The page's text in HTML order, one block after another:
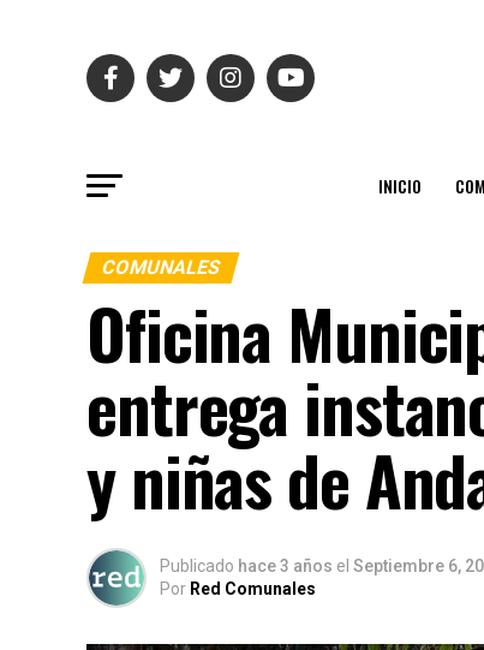
INICIO
COMUNALES
Oficina
entrega
y niñas de
Publicado hace 3 años el Septiembre 6,
Por Red Comunales